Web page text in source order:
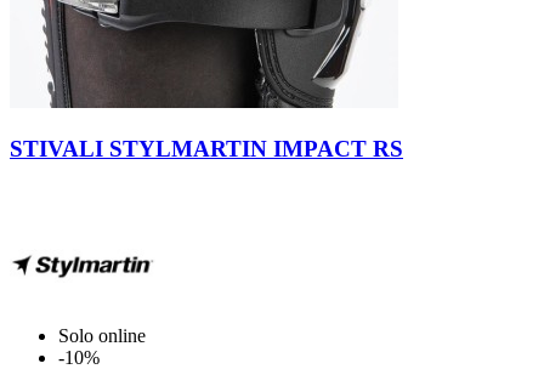
STIVALI STYLMARTIN IMPACT RS
Solo online
-10%